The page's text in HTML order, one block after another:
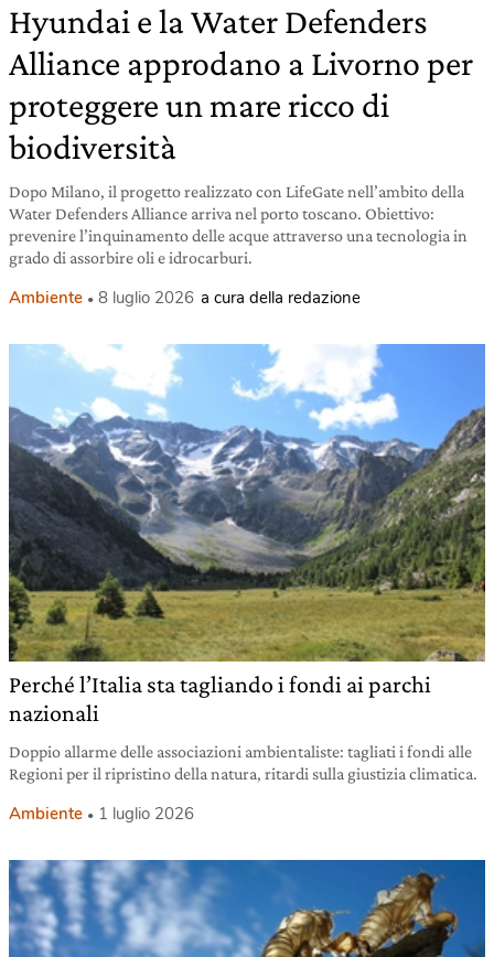
Hyundai e la Water Defenders
Alliance approdano a Livorno per
proteggere un mare ricco di
biodiversità
Dopo Milano, il progetto realizzato con LifeGate nell’ambito della
Water Defenders Alliance arriva nel porto toscano. Obiettivo:
prevenire l’inquinamento delle acque attraverso una tecnologia in
grado di assorbire oli e idrocarburi.
Ambiente 8 luglio 2026 a cura della redazione
Perché l’Italia sta tagliando i fondi ai parchi
nazionali
Doppio allarme delle associazioni ambientaliste: tagliati i fondi alle
Regioni per il ripristino della natura, ritardi sulla giustizia climatica.
Ambiente 1 luglio 2026